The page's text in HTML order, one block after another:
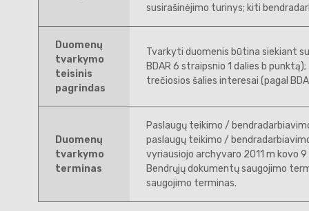
susirašinėjimo turinys; kiti
Duomenų
tvarkymo
teisinis
pagrindas
Tvarkyti duomenis būtina siekiant
BDAR 6 straipsnio 1 dalies b
trečiosios šalies interesai (pagal
Duomenų
tvarkymo
terminas
Paslaugų teikimo /
paslaugų teikimo /
vyriausiojo archyvaro 2011 m kovo
Bendrųjų dokumentų saugojimo
saugojimo terminas.